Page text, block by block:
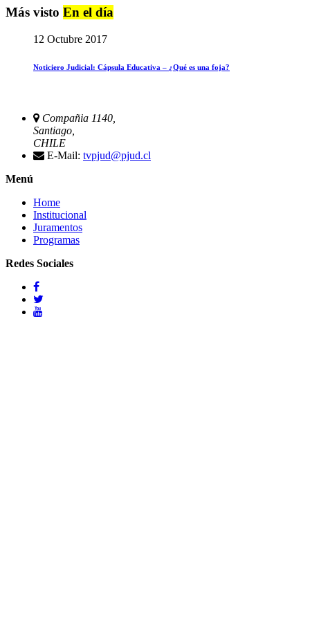
Más visto En el día
12 Octubre 2017
Noticiero Judicial: Cápsula Educativa – ¿Qué es una foja?
Compañia 1140,
Santiago,
CHILE
E-Mail: tvpjud@pjud.cl
Menú
Home
Institucional
Juramentos
Programas
Redes Sociales